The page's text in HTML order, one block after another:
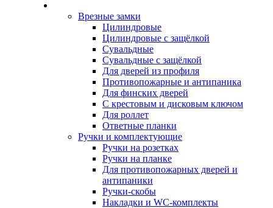
Врезные замки
Цилиндровые
Цилиндровые с защёлкой
Сувальдные
Сувальдные с защёлкой
Для дверей из профиля
Противопожарные и антипаника
Для финских дверей
С крестовым и дисковым ключом
Для роллет
Ответные планки
Ручки и комплектующие
Ручки на розетках
Ручки на планке
Для противопожарных дверей и
антипаники
Ручки-скобы
Накладки и WC-комплекты